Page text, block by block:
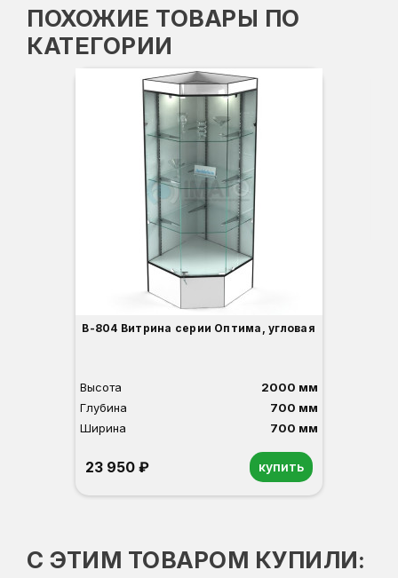
ПОХОЖИЕ ТОВАРЫ ПО
КАТЕГОРИИ
В-804 Витрина серии Оптима, угловая
Высота
2000 мм
Глубина
700 мм
Ширина
700 мм
23 950 ₽ купить
С ЭТИМ ТОВАРОМ КУПИЛИ: